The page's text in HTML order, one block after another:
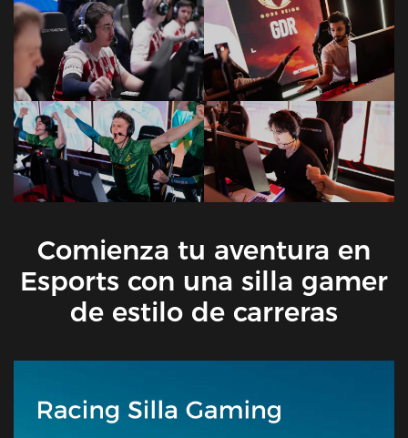
Comienza tu aventura en
Esports con una silla gamer
de estilo de carreras